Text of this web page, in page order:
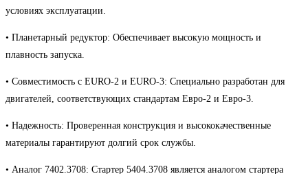
условиях эксплуатации.
• Планетарный редуктор: Обеспечивает высокую мощность и
плавность запуска.
• Совместимость с EURO-2 и EURO-3: Специально разработан для
двигателей, соответствующих стандартам Евро-2 и Евро-3.
• Надежность: Проверенная конструкция и высококачественные
материалы гарантируют долгий срок службы.
• Аналог 7402.3708: Стартер 5404.3708 является аналогом стартера